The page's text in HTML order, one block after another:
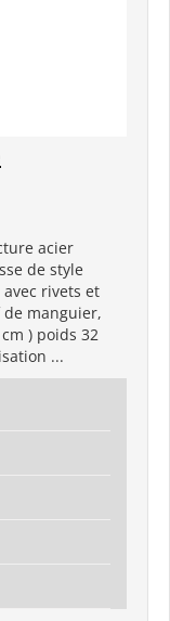
acier
de style
rivets et
manguier,
) poids 32
...